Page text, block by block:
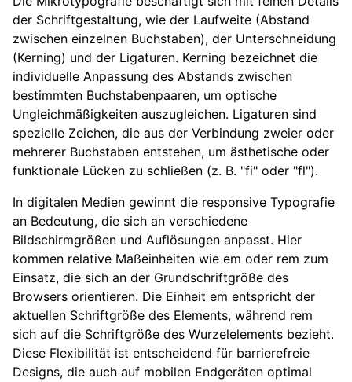
der Schriftgestaltung, wie der Laufweite (Abstand
zwischen einzelnen Buchstaben), der Unterschneidung
(Kerning) und der Ligaturen. Kerning bezeichnet die
individuelle Anpassung des Abstands zwischen
bestimmten Buchstabenpaaren, um optische
Ungleichmäßigkeiten auszugleichen. Ligaturen sind
spezielle Zeichen, die aus der Verbindung zweier oder
mehrerer Buchstaben entstehen, um ästhetische oder
funktionale Lücken zu schließen (z. B. "fi" oder "fl").
In digitalen Medien gewinnt die responsive Typografie
an Bedeutung, die sich an verschiedene
Bildschirmgrößen und Auflösungen anpasst. Hier
kommen relative Maßeinheiten wie em oder rem zum
Einsatz, die sich an der Grundschriftgröße des
Browsers orientieren. Die Einheit em entspricht der
aktuellen Schriftgröße des Elements, während rem
sich auf die Schriftgröße des Wurzelelements bezieht.
Diese Flexibilität ist entscheidend für barrierefreie
Designs, die auch auf mobilen Endgeräten optimal